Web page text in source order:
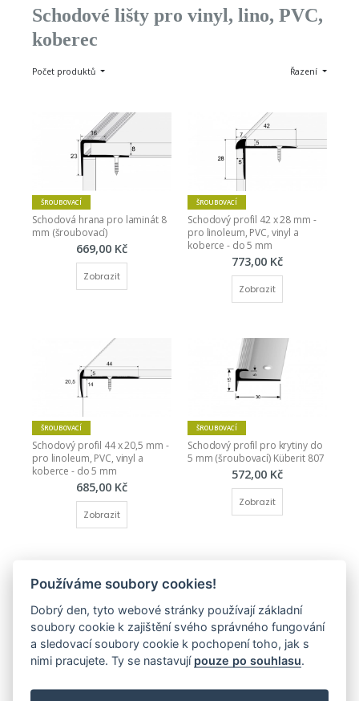
Schodové lišty pro vinyl, lino, PVC,
koberec
Počet produktů Řazení
ŠROUBOVACÍ
Schodová hrana pro laminát 8
mm (šroubovací)
669,00 Kč
Zobrazit
ŠROUBOVACÍ
Schodový profil 42 x 28 mm -
pro linoleum, PVC, vinyl a
koberce - do 5 mm
773,00 Kč
Zobrazit
ŠROUBOVACÍ
Schodový profil 44 x 20,5 mm -
pro linoleum, PVC, vinyl a
koberce - do 5 mm
685,00 Kč
Zobrazit
ŠROUBOVACÍ
Schodový profil pro krytiny do
5 mm (šroubovací) Küberit 807
572,00 Kč
Zobrazit
Schodový profil 28 x 15 mm -
ŠROUBOVACÍ
Schodový profil pro krytiny do
Používáme soubory cookies!
Dobrý den, tyto webové stránky používají základní
soubory cookie k zajištění svého správného fungování
a sledovací soubory cookie k pochopení toho, jak s
nimi pracujete. Ty se nastavují pouze po souhlasu.